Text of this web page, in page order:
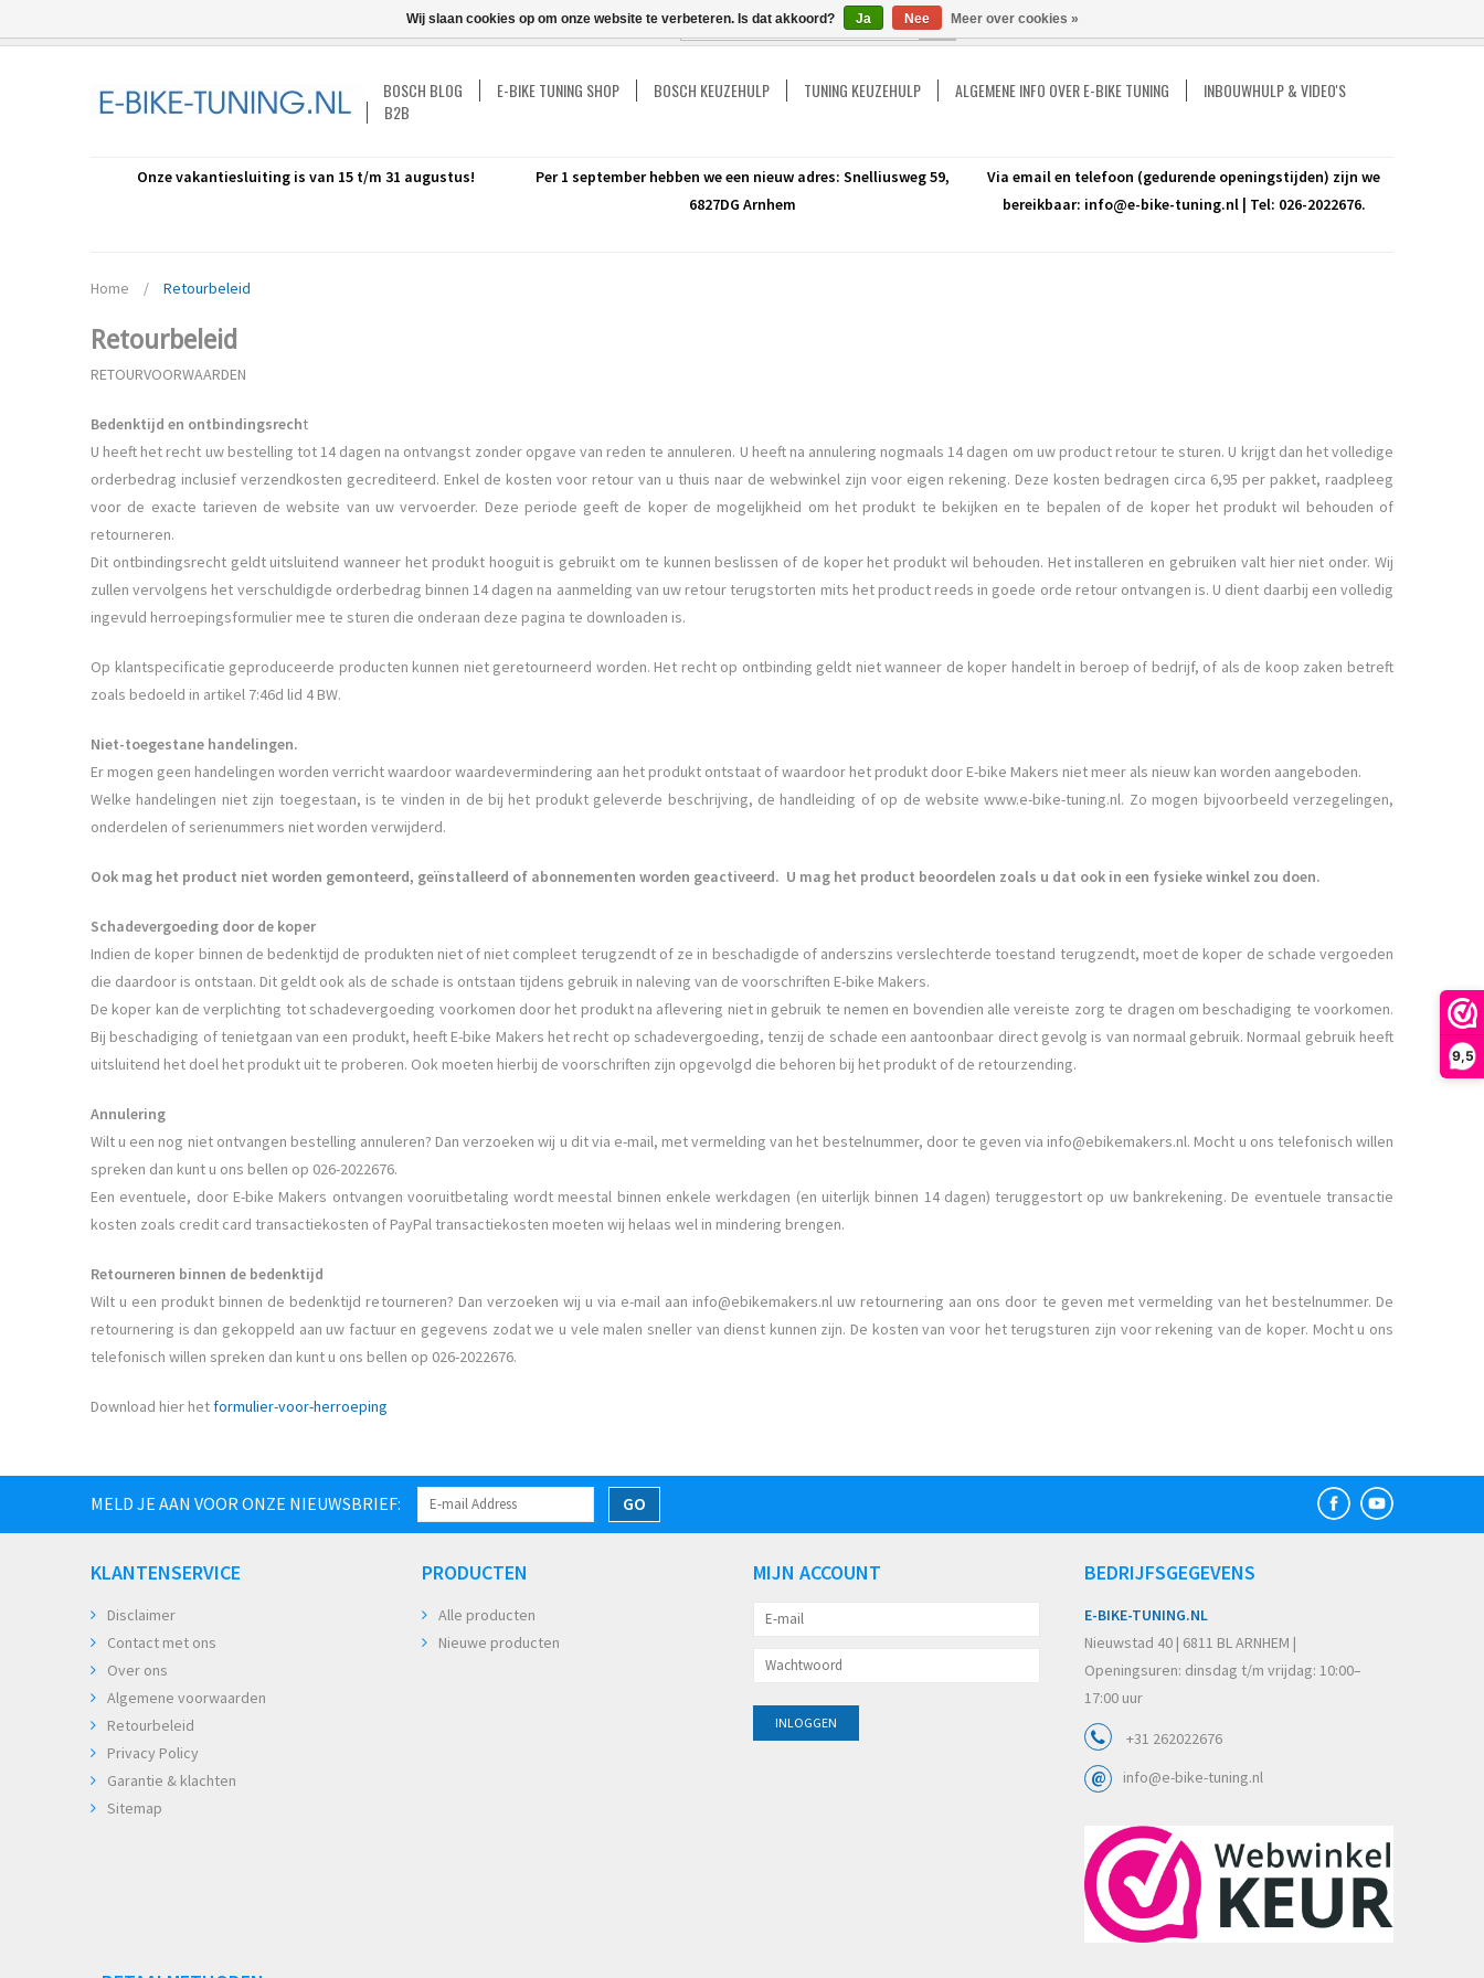
9,5
Vergelijk
GO
BOSCH BLOG E-BIKE TUNING SHOP BOSCH KEUZEHULP TUNING KEUZEHULP ALGEMENE INFO OVER E-BIKE TUNING
INBOUWHULP & VIDEO'S
B2B
Onze vakantiesluiting is van 15 t/m 31 augustus!
Per 1 september hebben we een nieuw adres: Snelliusweg 59,
6827DG Arnhem
Via email en telefoon (gedurende openingstijden) zijn we
bereikbaar: info@e-bike-tuning.nl| Tel: 026-2022676.
Home / Retourbeleid
Retourbeleid
RETOURVOORWAARDEN
Bedenktijd en ontbindingsrecht
U heeft het recht uw bestelling tot 14 dagen na ontvangst zonder opgave van reden te annuleren. U heeft na annulering nogmaals 14 dagen om uw product retour te sturen. U krijgt dan het volledige
orderbedrag inclusief verzendkosten gecrediteerd. Enkel de kosten voor retour van u thuis naar de webwinkel zijn voor eigen rekening. Deze kosten bedragen circa 6,95 per pakket, raadpleeg
voor de exacte tarieven de website van uw vervoerder. Deze periode geeft de koper de mogelijkheid om het produkt te bekijken en te bepalen of de koper het produkt wil behouden of
retourneren.
Dit ontbindingsrecht geldt uitsluitend wanneer het produkt hooguit is gebruikt om te kunnen beslissen of de koper het produkt wil behouden. Het installeren en gebruiken valt hier niet onder. Wij
zullen vervolgens het verschuldigde orderbedrag binnen 14 dagen na aanmelding van uw retour terugstorten mits het product reeds in goede orde retour ontvangen is. U dient daarbij een volledig
ingevuld herroepingsformulier mee te sturen die onderaan deze pagina te downloaden is.
Op klantspecificatie geproduceerde producten kunnen niet geretourneerd worden. Het recht op ontbinding geldt niet wanneer de koper handelt in beroep of bedrijf, of als de koop zaken betreft
zoals bedoeld in artikel 7:46d lid 4 BW.
Niet-toegestane handelingen.
Er mogen geen handelingen worden verricht waardoor waardevermindering aan het produkt ontstaat of waardoor het produkt door E-bike Makers niet meer als nieuw kan worden aangeboden.
Welke handelingen niet zijn toegestaan, is te vinden in de bij het produkt geleverde beschrijving, de handleiding of op de website www.e-bike-tuning.nl. Zo mogen bijvoorbeeld verzegelingen,
onderdelen of serienummers niet worden verwijderd.
Ook mag het product niet worden gemonteerd, geïnstalleerd of abonnementen worden geactiveerd. U mag het product beoordelen zoals u dat ook in een fysieke winkel zou doen.
Schadevergoeding door de koper
Indien de koper binnen de bedenktijd de produkten niet of niet compleet terugzendt of ze in beschadigde of anderszins verslechterde toestand terugzendt, moet de koper de schade vergoeden
die daardoor is ontstaan. Dit geldt ook als de schade is ontstaan tijdens gebruik in naleving van de voorschriften E-bike Makers.
De koper kan de verplichting tot schadevergoeding voorkomen door het produkt na aflevering niet in gebruik te nemen en bovendien alle vereiste zorg te dragen om beschadiging te voorkomen.
Bij beschadiging of tenietgaan van een produkt, heeft E-bike Makers het recht op schadevergoeding, tenzij de schade een aantoonbaar direct gevolg is van normaal gebruik. Normaal gebruik heeft
uitsluitend het doel het produkt uit te proberen. Ook moeten hierbij de voorschriften zijn opgevolgd die behoren bij het produkt of de retourzending.
Annulering
Wilt u een nog niet ontvangen bestelling annuleren? Dan verzoeken wij u dit via e-mail, met vermelding van het bestelnummer, door te geven via info@ebikemakers.nl. Mocht u ons telefonisch willen
spreken dan kunt u ons bellen op 026-2022676.
Een eventuele, door E-bike Makers ontvangen vooruitbetaling wordt meestal binnen enkele werkdagen (en uiterlijk binnen 14 dagen) teruggestort op uw bankrekening. De eventuele transactie
kosten zoals credit card transactiekosten of PayPal transactiekosten moeten wij helaas wel in mindering brengen.
Retourneren binnen de bedenktijd
Wilt u een produkt binnen de bedenktijd retourneren? Dan verzoeken wij u via e-mail aan info@ebikemakers.nl uw retournering aan ons door te geven met vermelding van het bestelnummer. De
retournering is dan gekoppeld aan uw factuur en gegevens zodat we u vele malen sneller van dienst kunnen zijn. De kosten van voor het terugsturen zijn voor rekening van de koper. Mocht u ons
telefonisch willen spreken dan kunt u ons bellen op 026-2022676.
Download hier het formulier-voor-herroeping
MELD JE AAN VOOR ONZE NIEUWSBRIEF: GO
KLANTENSERVICE
Disclaimer
Contact met ons
Over ons
Algemene voorwaarden
Retourbeleid
Privacy Policy
Garantie & klachten
Sitemap
PRODUCTEN
Alle producten
Nieuwe producten
MIJN ACCOUNT BEDRIJFSGEGEVENS
E-BIKE-TUNING.NL
Nieuwstad 40 | 6811 BL ARNHEM |
Openingsuren: dinsdag t/m vrijdag: 10:00–
17:00 uur
+31 262022676
info@e-bike-tuning.nl
Wij slaan cookies op om onze website te verbeteren. Is dat akkoord? Ja Nee Meer over cookies »